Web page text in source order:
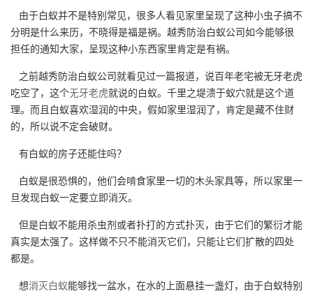
由于白蚁并不是特别常见，很多人看见家里呈现了这种小虫子搞不
分明是什么来历，不晓得是福是祸。越秀防治白蚁公司如今能够很
担任的通知大家，呈现这种小东西家里肯定是有祸。
之前越秀防治白蚁公司就看见过一篇报道，说百年老宅被无牙老虎
吃空了，这个无牙老虎就说的白蚁。千里之堤溃于蚁穴就是这个道
理。而且白蚁喜欢湿润的中央，假如家里湿润了，肯定是藏不住财
的，所以说不定会破财。
有白蚁的房子还能住吗？
白蚁是很恐惧的，他们会啃食家里一切的木头家具等，所以家里一
旦发现白蚁一定要立即消灭。
但是白蚁不能用杀虫剂或者扑打的方式扑灭，由于它们的繁衍才能
真实是太强了。这样做不只不能消灭它们，只能让它们扩散的四处
都是。
想消灭白蚁能够找一盆水，在水的上面悬挂一盏灯，由于白蚁特别